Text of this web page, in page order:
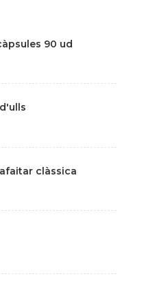
90 ud
clàssica